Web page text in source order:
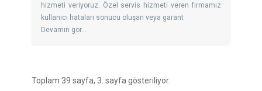
hizmeti veriyoruz. Özel servis hizmeti veren firmamız
kullanıcı hataları sonucu oluşan veya garant
Devamın gör...
Toplam 39 sayfa, 3. sayfa gösteriliyor.